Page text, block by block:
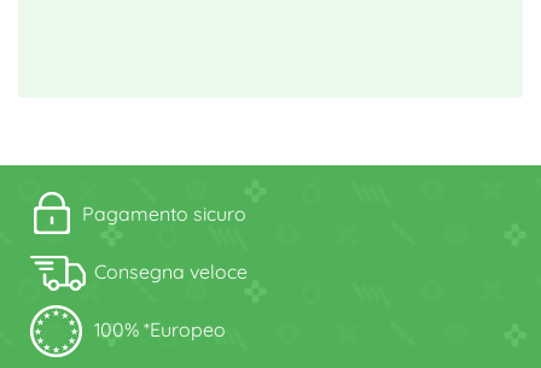
Pagamento sicuro
Consegna veloce
100% *Europeo